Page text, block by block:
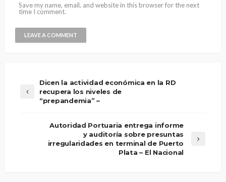
Save my name, email, and website in this browser for the next
time I comment.
Dicen la actividad económica en la RD
recupera los niveles de
“prepandemia” –
Autoridad Portuaria entrega informe
y auditoría sobre presuntas
irregularidades en terminal de Puerto
Plata – El Nacional